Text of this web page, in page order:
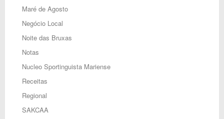
Maré de Agosto
Negócio Local
Noite das Bruxas
Notas
Nucleo Sportinguista Mariense
Receitas
Regional
SAKCAA